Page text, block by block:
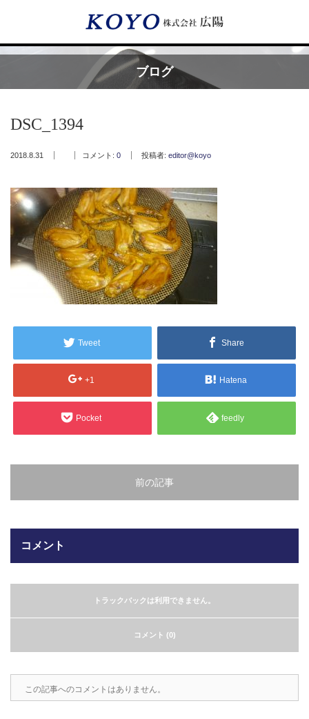
ブログ
DSC_1394
2018.8.31 コメント: 0 投稿者: editor@koyo
Tweet Share
+1 Hatena
Pocket feedly
前の記事
コメント
トラックバックは利用できません。
コメント (0)
この記事へのコメントはありません。
Menu
フッ素樹脂コーティング
フッ素樹脂ベルト
取付工事・メンテナンス
MFライニングカタログ（PDF）
ガラスクロスHT-FLカタログ（PDF）
お問合わせ
最近の記事
2023.10.20
今まで使用が出来ないとされていた小
型ベルトコンベアでも使用可能なフッ
2022.6.20
ルトの繋ぎ…
2022.6.10
今、結露、湿気などの問い合わせが増
が、冷蔵庫、…